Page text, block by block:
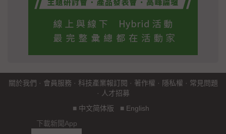
關於我們 · 會員服務 · 科技產業報訂閱 · 著作權 · 隱私權 · 常見問題
· 人才招募
■ 中文简体版 ■ English
下載新聞App